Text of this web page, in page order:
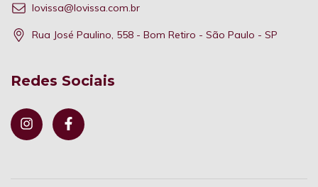
lovissa@lovissa.com.br
Rua José Paulino, 558 - Bom Retiro - São Paulo - SP
Redes Sociais